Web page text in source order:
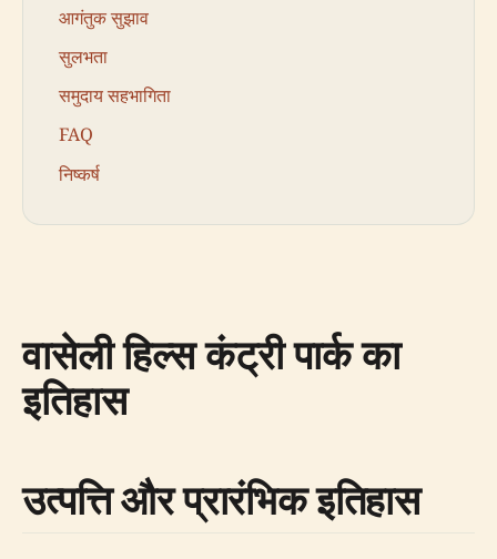
आगंतुक सुझाव
सुलभता
समुदाय सहभागिता
FAQ
निष्कर्ष
वासेली हिल्स कंट्री पार्क का
इतिहास
उत्पत्ति और प्रारंभिक इतिहास